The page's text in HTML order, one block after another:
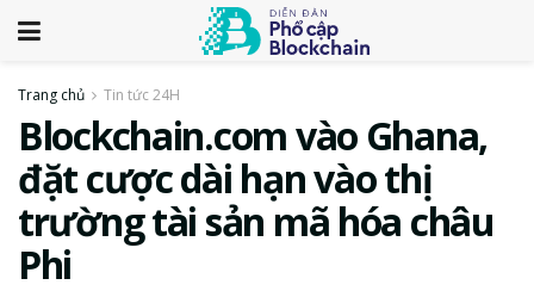
Trang chủ Tin tức 24H
Blockchain.com vào Ghana,
đặt cược dài hạn vào thị
trường tài sản mã hóa châu
Phi